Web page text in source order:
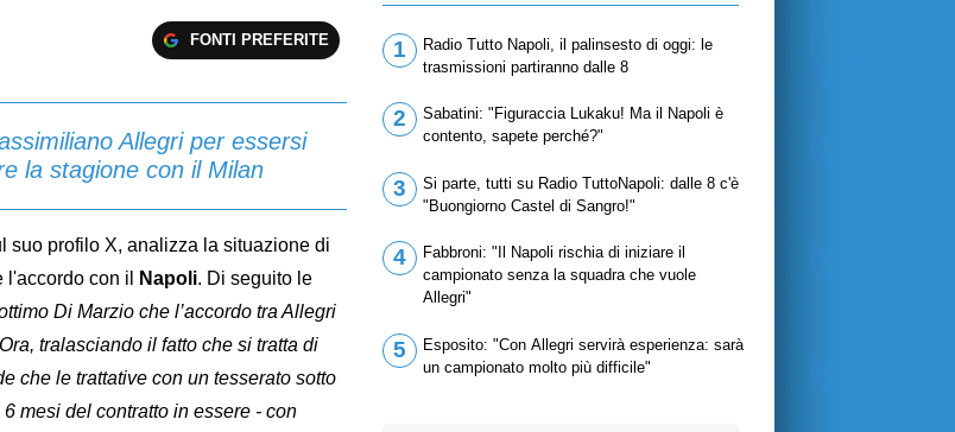
FONTI PREFERITE
Allegri per essersi
la stagione con il Milan
suo profilo X, analizza la situazione di
l'accordo con il Napoli. Di seguito le
Di Marzio che l’accordo tra Allegri
tralasciando il fatto che si tratta di
che le trattative con un tesserato sotto
mesi del contratto in essere - con
1
Radio Tutto Napoli, il palinsesto di oggi: le
trasmissioni partiranno dalle 8
2
Sabatini: "Figuraccia Lukaku! Ma il Napoli è
contento, sapete perché?"
3
Si parte, tutti su Radio TuttoNapoli: dalle 8 c'è
"Buongiorno Castel di Sangro!"
4
Fabbroni: "Il Napoli rischia di iniziare il
campionato senza la squadra che vuole
Allegri"
5
Esposito: "Con Allegri servirà esperienza: sarà
un campionato molto più difficile"